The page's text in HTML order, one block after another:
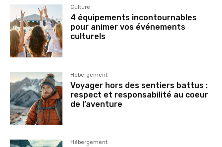
Culture
4 équipements incontournables
pour animer vos événements
culturels
Hébergement
Voyager hors des sentiers battus :
respect et responsabilité au coeur
de l’aventure
Hébergement